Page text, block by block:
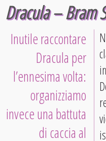
Dracula – Bram
Inutile raccontare
Dracula per
l’ennesima volta:
organizziamo
invece una battuta
di caccia al